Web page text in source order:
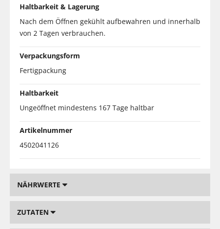
Haltbarkeit & Lagerung
Nach dem Öffnen gekühlt aufbewahren und innerhalb
von 2 Tagen verbrauchen.
Verpackungsform
Fertigpackung
Haltbarkeit
Ungeöffnet mindestens 167 Tage haltbar
Artikelnummer
4502041126
NÄHRWERTE
ZUTATEN